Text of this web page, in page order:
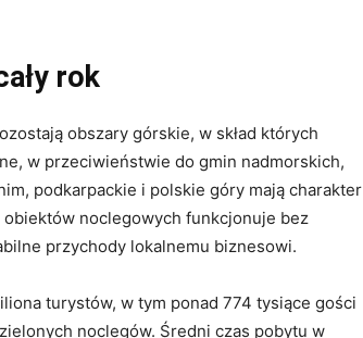
rok
obszary górskie, w skład których
w przeciwieństwie do gmin nadmorskich,
podkarpackie i polskie góry mają charakter
noclegowych funkcjonuje bez
przychody lokalnemu biznesowi.
turystów, w tym ponad 774 tysiące gości
noclegów. Średni czas pobytu w